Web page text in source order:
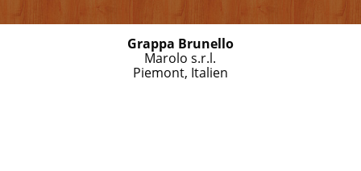
Grappa Brunello
Marolo s.r.l.
Piemont, Italien